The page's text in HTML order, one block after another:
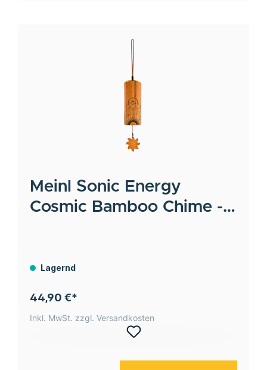
Meinl Sonic Energy
Cosmic Bamboo Chime -
Lagernd
44,90 €*
Inkl. MwSt. zzgl. Versandkosten